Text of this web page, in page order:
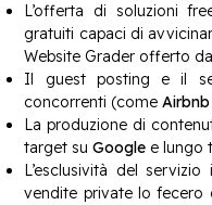
L’offerta di soluzioni
gratuiti capaci di
Website Grader offerto da
Il guest posting e il
concorrenti (comeAirbnb
La produzione di
target suGoogle e lungo
L’esclusività del
vendite private lo fecero